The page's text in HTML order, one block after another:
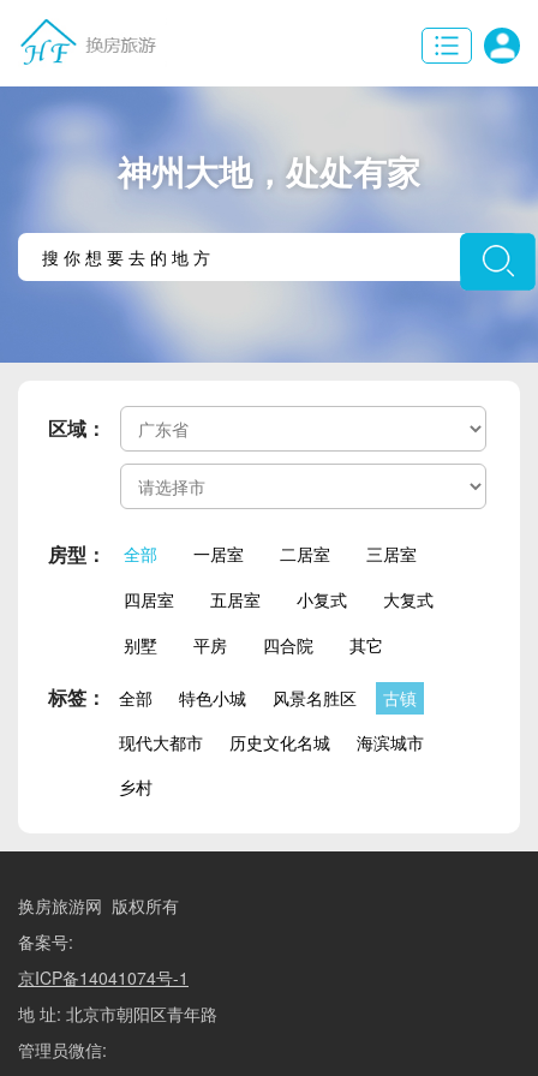
神州大地，处处有家
区域：
房型： 全部 一居室 二居室
三居室
四居室
五居室 小复式
大复式
别墅
平房 四合院 其它
标签： 全部 特色小城 风景名胜区
古镇
现代大都市
历史文化名城
海滨城市
乡村
换房旅游网 版权所有
备案号:
京ICP备14041074号-1
地 址: 北京市朝阳区青年路
管理员微信: